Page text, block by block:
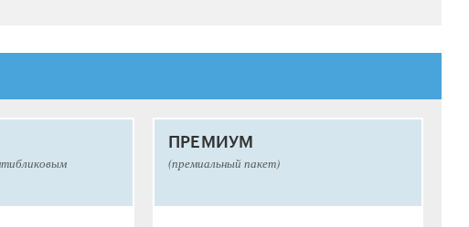
ПРЕМИУМ
(премиальный пакет)